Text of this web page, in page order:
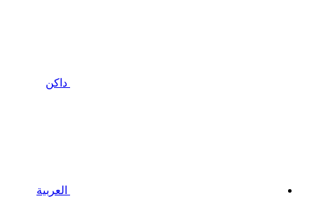
داكن
العربية